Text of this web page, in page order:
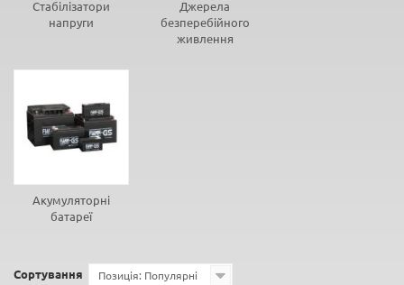
Стабілізатори
напруги
Джерела
безперебійного
живлення
Акумуляторні
батареї
Сортування Позиція: Популярні